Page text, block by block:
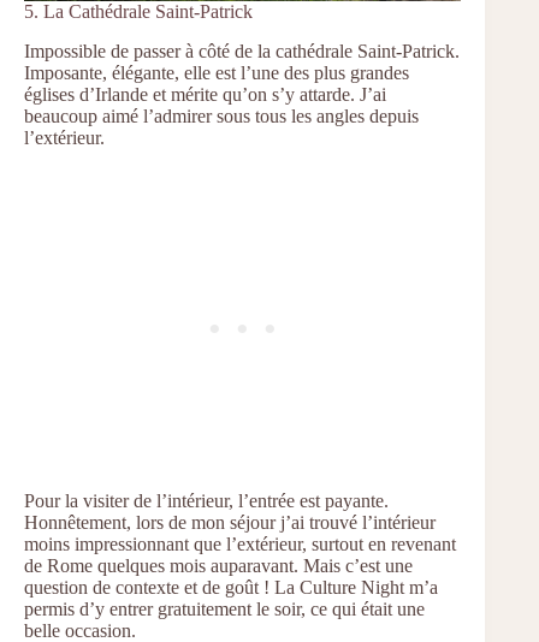
5. La Cathédrale Saint-Patrick
Impossible de passer à côté de la cathédrale Saint-Patrick.
Imposante, élégante, elle est l’une des plus grandes
églises d’Irlande et mérite qu’on s’y attarde. J’ai
beaucoup aimé l’admirer sous tous les angles depuis
l’extérieur.
Pour la visiter de l’intérieur, l’entrée est payante.
Honnêtement, lors de mon séjour j’ai trouvé l’intérieur
moins impressionnant que l’extérieur, surtout en revenant
de Rome quelques mois auparavant. Mais c’est une
question de contexte et de goût ! La Culture Night m’a
permis d’y entrer gratuitement le soir, ce qui était une
belle occasion.